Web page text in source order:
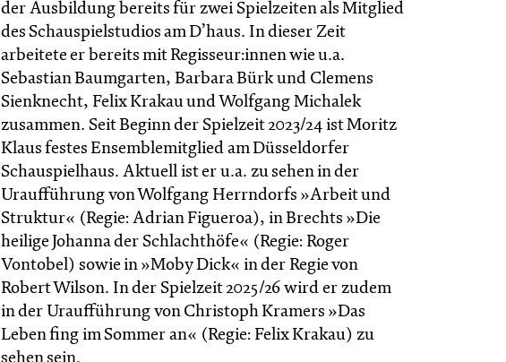
der Ausbildung bereits für zwei Spielzeiten als Mitglied
des Schauspielstudios am D’haus. In dieser Zeit
arbeitete er bereits mit Regisseur:innen wie u.a.
Sebastian Baumgarten, Barbara Bürk und Clemens
Sienknecht, Felix Krakau und Wolfgang Michalek
zusammen. Seit Beginn der Spielzeit 2023/24 ist Moritz
Klaus festes Ensemblemitglied am Düsseldorfer
Schauspielhaus. Aktuell ist er u.a. zu sehen in der
Uraufführung von Wolfgang Herrndorfs »Arbeit und
Struktur« (Regie: Adrian Figueroa), in Brechts »Die
heilige Johanna der Schlachthöfe« (Regie: Roger
Vontobel) sowie in »Moby Dick« in der Regie von
Robert Wilson. In der Spielzeit 2025/26 wird er zudem
in der Uraufführung von Christoph Kramers »Das
Leben fing im Sommer an« (Regie: Felix Krakau) zu